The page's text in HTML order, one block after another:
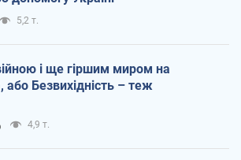
5,2 т.
і ще гіршим миром на
або Безвихідність – теж
4,9 т.